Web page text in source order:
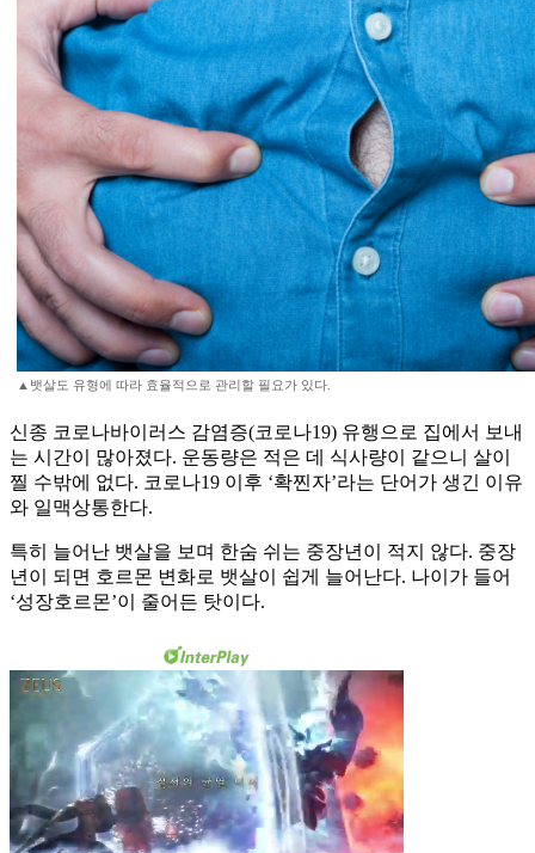
▲뱃살도 유형에 따라 효율적으로 관리할 필요가 있다.
신종 코로나바이러스 감염증(코로나19) 유행으로 집에서 보내
는 시간이 많아졌다. 운동량은 적은 데 식사량이 같으니 살이
찔 수밖에 없다. 코로나19 이후 ‘확찐자’라는 단어가 생긴 이유
와 일맥상통한다.
특히 늘어난 뱃살을 보며 한숨 쉬는 중장년이 적지 않다. 중장
년이 되면 호르몬 변화로 뱃살이 쉽게 늘어난다. 나이가 들어
‘성장호르몬’이 줄어든 탓이다.